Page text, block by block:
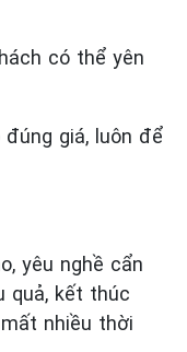
có thể yên
giá, luôn để
yêu nghề cẩn
quả, kết thúc
nhiều thời